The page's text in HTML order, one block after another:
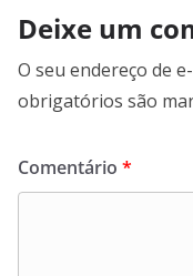
Deixe um
O seu endereço de
obrigatórios são
Comentário *